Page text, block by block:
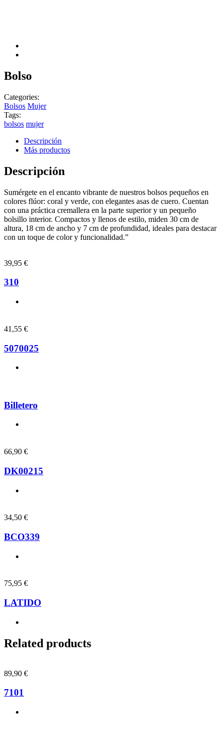
Bolso
Categories:
Bolsos Mujer
Tags:
bolsos mujer
Descripción
Más productos
Descripción
Sumérgete en el encanto vibrante de nuestros bolsos pequeños en
colores flúor: coral y verde, con elegantes asas de cuero. Cuentan
con una práctica cremallera en la parte superior y un pequeño
bolsillo interior. Compactos y llenos de estilo, miden 30 cm de
altura, 18 cm de ancho y 7 cm de profundidad, ideales para destacar
con un toque de color y funcionalidad.”
39,95 €
310
41,55 €
5070025
Billetero
66,90 €
DK00215
34,50 €
BCO339
75,95 €
LATIDO
Related products
89,90 €
7101